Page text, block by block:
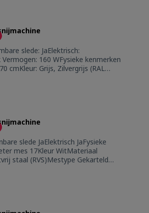
slede: JaElektrisch:
Vermogen: 160 WFysieke kenmerken
cmKleur: Grijs, Zilvergrijs (RAL
Gekarteld inox
Dikteregeling: 0 - 20 mmMet
slede JaElektrisch JaFysieke
mes 17Kleur WitMateriaal
staal (RVS)Mestype Gekarteld
0 - 20Met
resthouder JaStroomVermogen 120